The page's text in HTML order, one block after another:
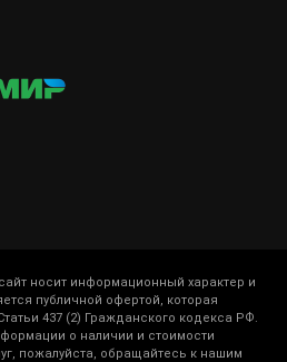
носит информационный характер и
публичной офертой, которая
437 (2) Гражданского кодекса РФ.
о наличии и стоимости
пожалуйста, обращайтесь к нашим